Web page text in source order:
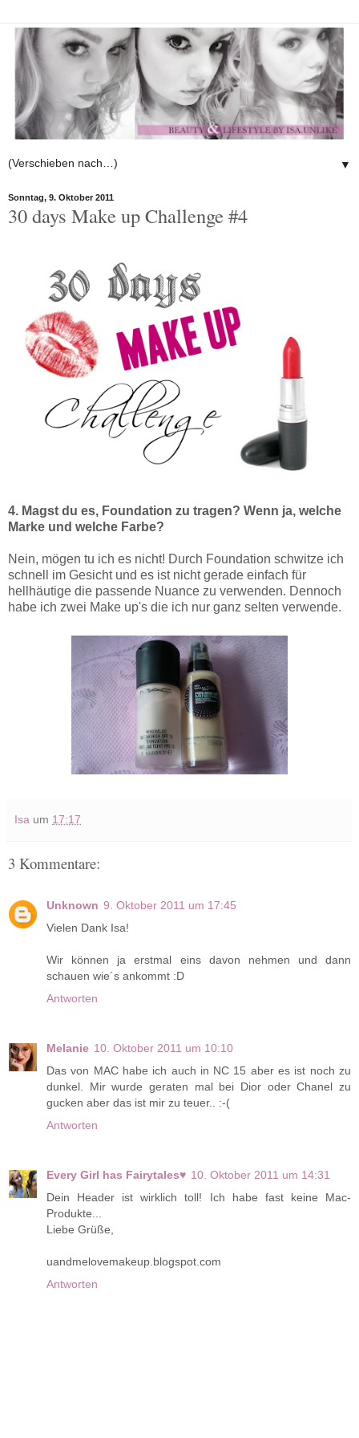
▼
Sonntag, 9. Oktober 2011
30 days Make up Challenge #4
4. Magst du es, Foundation zu tragen? Wenn ja, welche
Marke und welche Farbe?
Nein, mögen tu ich es nicht! Durch Foundation schwitze ich
schnell im Gesicht und es ist nicht gerade einfach für
hellhäutige die passende Nuance zu verwenden. Dennoch
habe ich zwei Make up's die ich nur ganz selten verwende.
Isa um 17:17
3 Kommentare:
Unknown 9. Oktober 2011 um 17:45
Vielen Dank Isa!
Wir können ja erstmal eins davon nehmen und dann
schauen wie´s ankommt :D
Antworten
Melanie 10. Oktober 2011 um 10:10
Das von MAC habe ich auch in NC 15 aber es ist noch zu
dunkel. Mir wurde geraten mal bei Dior oder Chanel zu
gucken aber das ist mir zu teuer.. :-(
Antworten
Every Girl has Fairytales♥ 10. Oktober 2011 um 14:31
Dein Header ist wirklich toll! Ich habe fast keine Mac-
Produkte...
Liebe Grüße,
uandmelovemakeup.blogspot.com
Antworten